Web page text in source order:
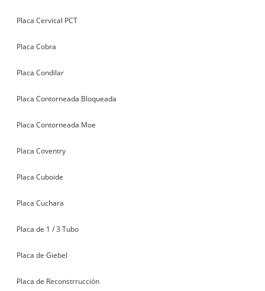
Placa Cervical PCT
Placa Cobra
Placa Condilar
Placa Contorneada Bloqueada
Placa Contorneada Moe
Placa Coventry
Placa Cuboide
Placa Cuchara
Placa de 1 / 3 Tubo
Placa de Giebel
Placa de Reconstrrucción